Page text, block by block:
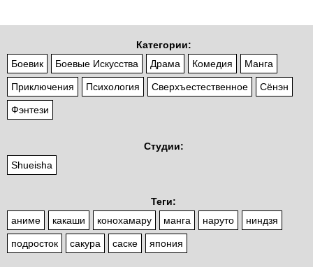
Категории:
Боевик
Боевые Искусства Драма Комедия Манга
Приключения Психология Сверхъестественное Сёнэн
Фэнтези
Студии:
Shueisha
Теги:
аниме
какаши конохамару манга наруто ниндзя
подросток сакура саске япония